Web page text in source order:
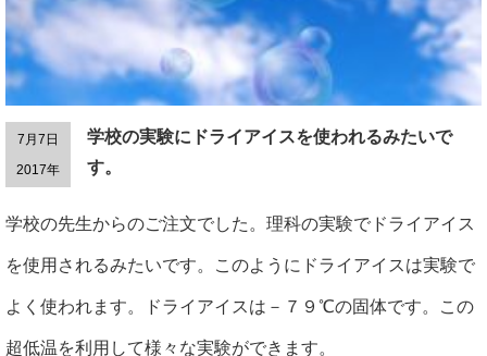
7月7日
2017年
学校の実験にドライアイスを使われるみたいで
す。
学校の先生からのご注文でした。理科の実験でドライアイス
を使用されるみたいです。このようにドライアイスは実験で
よく使われます。ドライアイスは－７９℃の固体です。この
超低温を利用して様々な実験ができます。